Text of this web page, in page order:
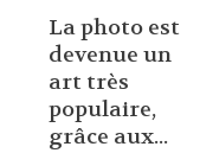
La photo est
devenue un
art très
populaire,
grâce aux...